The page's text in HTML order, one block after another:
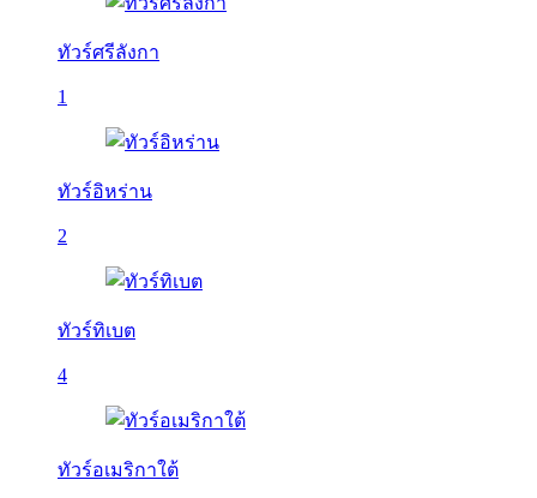
ทัวร์ศรีลังกา
1
ทัวร์อิหร่าน
2
ทัวร์ทิเบต
4
ทัวร์อเมริกาใต้